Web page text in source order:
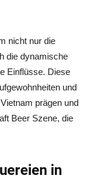
nicht nur die
die dynamische
Einflüsse. Diese
und
prägen und
Beer Szene, die
in